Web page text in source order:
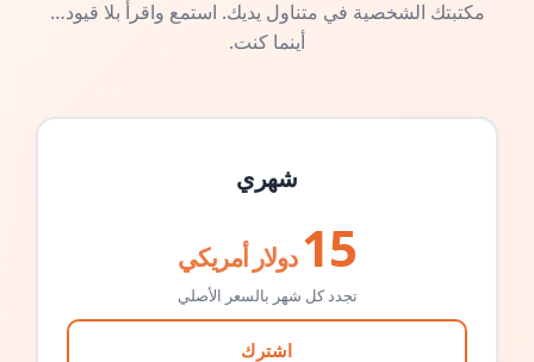
مكتبتك الشخصية في متناول يديك. استمع واقرأ بلا قيود…
أينما كنت.
شهري
15 دولار أمريكي
تجدد كل شهر بالسعر الأصلي
اشترك